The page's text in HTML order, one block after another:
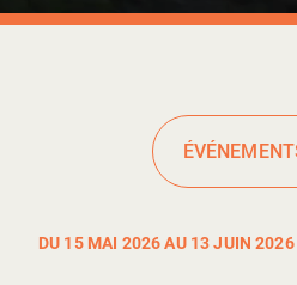
DU 15 MAI 2026 AU 13 JUIN 2026